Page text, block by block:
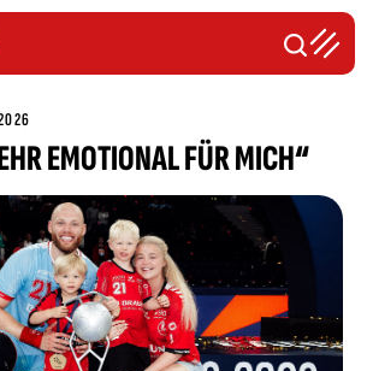
EMOTIONAL FÜR MICH“